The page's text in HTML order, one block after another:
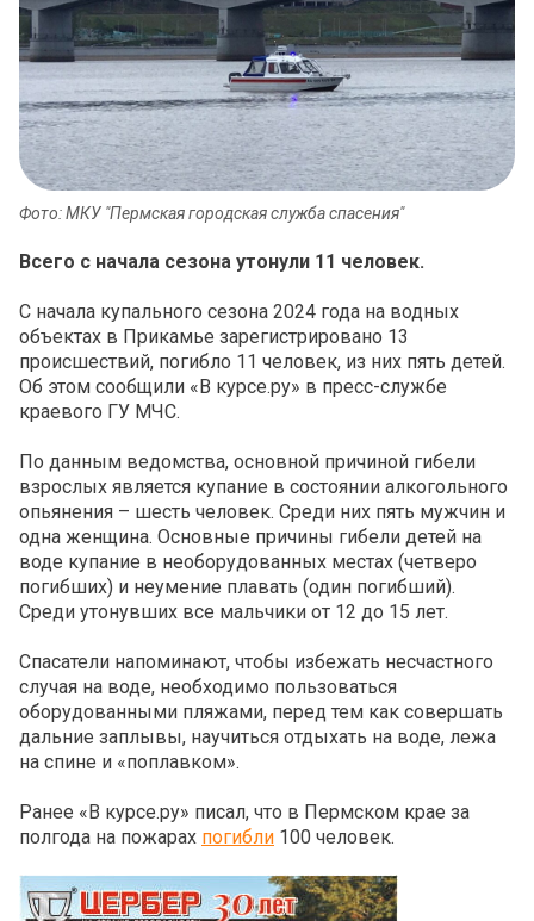
Фото: МКУ "Пермская городская служба спасения"
Всего с начала сезона утонули 11 человек.
С начала купального сезона 2024 года на водных
объектах в Прикамье зарегистрировано 13
происшествий, погибло 11 человек, из них пять детей.
Об этом сообщили «В курсе.ру» в пресс-службе
краевого ГУ МЧС.
По данным ведомства, основной причиной гибели
взрослых является купание в состоянии алкогольного
опьянения – шесть человек. Среди них пять мужчин и
одна женщина. Основные причины гибели детей на
воде купание в необорудованных местах (четверо
погибших) и неумение плавать (один погибший).
Среди утонувших все мальчики от 12 до 15 лет.
Спасатели напоминают, чтобы избежать несчастного
случая на воде, необходимо пользоваться
оборудованными пляжами, перед тем как совершать
дальние заплывы, научиться отдыхать на воде, лежа
на спине и «поплавком».
Ранее «В курсе.ру» писал, что в Пермском крае за
полгода на пожарах погибли 100 человек.